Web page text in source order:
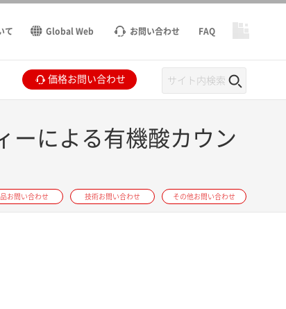
て Global Web お問い合わせ FAQ
価格お問い合わせ
ーによる有機酸カウン
お問い合わせ 技術お問い合わせ その他お問い合わせ